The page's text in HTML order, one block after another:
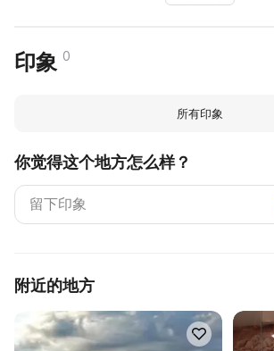
印象 0
所有印象
你觉得这个地方怎么样？
附近的地方